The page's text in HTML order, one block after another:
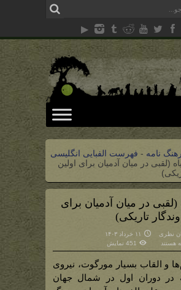
نامه - فهرست الفبایی انگلیسی
(لقبی در میان آدمیان برای اولین
در میان آدمیان برای
تاریکی)
نظری
۱۱ خرداد ۱۴۰۳
هستند 451 نمایش
و القاب بسیار مورگوت، نیروی
در دوران اول در شمال جهان